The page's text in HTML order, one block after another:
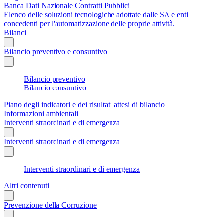
Banca Dati Nazionale Contratti Pubblici
Elenco delle soluzioni tecnologiche adottate dalle SA e enti
concedenti per l'automatizzazione delle proprie attività.
Bilanci
Bilancio preventivo e consuntivo
Bilancio preventivo
Bilancio consuntivo
Piano degli indicatori e dei risultati attesi di bilancio
Informazioni ambientali
Interventi straordinari e di emergenza
Interventi straordinari e di emergenza
Interventi straordinari e di emergenza
Altri contenuti
Prevenzione della Corruzione